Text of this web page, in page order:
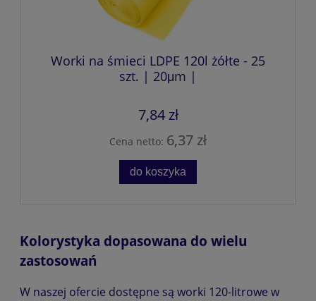
Worki na śmieci LDPE 120l żółte - 25
szt. | 20μm |
7,84 zł
Cena netto: 6,37 zł
do koszyka
Kolorystyka dopasowana do wielu
zastosowań
W naszej ofercie dostępne są worki 120-litrowe w